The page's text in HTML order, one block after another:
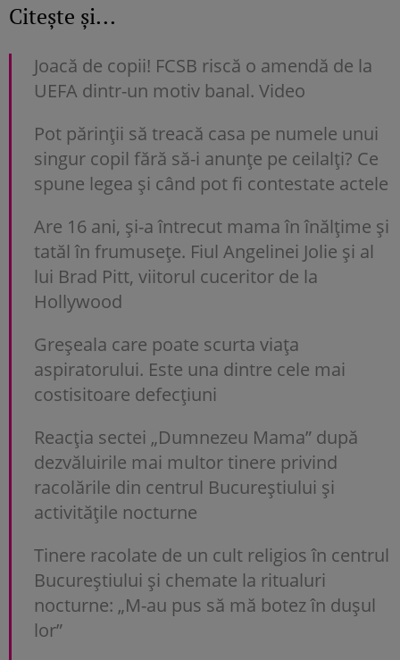
Citește și...
Joacă de copii! FCSB riscă o amendă de la
UEFA dintr-un motiv banal. Video
Pot părinții să treacă casa pe numele unui
singur copil fără să-i anunțe pe ceilalți? Ce
spune legea și când pot fi contestate actele
Are 16 ani, și-a întrecut mama în înălțime și
tatăl în frumusețe. Fiul Angelinei Jolie și al
lui Brad Pitt, viitorul cuceritor de la
Hollywood
Greșeala care poate scurta viața
aspiratorului. Este una dintre cele mai
costisitoare defecțiuni
Reacția sectei „Dumnezeu Mama” după
dezvăluirile mai multor tinere privind
racolările din centrul Bucureștiului și
activitățile nocturne
Tinere racolate de un cult religios în centrul
Bucureștiului și chemate la ritualuri
nocturne: „M-au pus să mă botez în dușul
lor”